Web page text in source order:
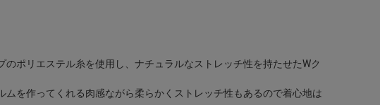
のポリエステル糸を使用し、ナチュラルなストレッチ性を持たせたWク
ムを作ってくれる肉感ながら柔らかくストレッチ性もあるので着心地は